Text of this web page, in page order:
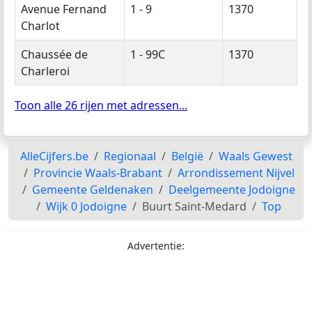
Avenue Fernand
Charlot
1 - 9 1370
Chaussée de
Charleroi
1 - 99C 1370
Toon alle 26 rijen met adressen...
AlleCijfers.be Regionaal België
Waals Gewest
Provincie Waals-Brabant
Arrondissement Nijvel
Gemeente Geldenaken
Deelgemeente Jodoigne
Wijk 0 Jodoigne
Buurt Saint-Medard Top
Advertentie: